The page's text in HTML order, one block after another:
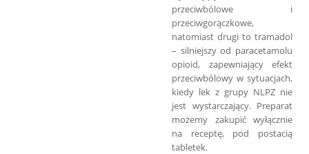
przeciwbólowe i
przeciwgorączkowe,
natomiast drugi to tramadol
– silniejszy od paracetamolu
opioid, zapewniający efekt
przeciwbólowy w sytuacjach,
kiedy lek z grupy NLPZ nie
jest wystarczający. Preparat
możemy zakupić wyłącznie
na receptę, pod postacią
tabletek.